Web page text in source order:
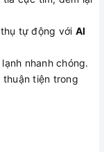
tự động với AI
nhanh chóng.
thuận tiện trong